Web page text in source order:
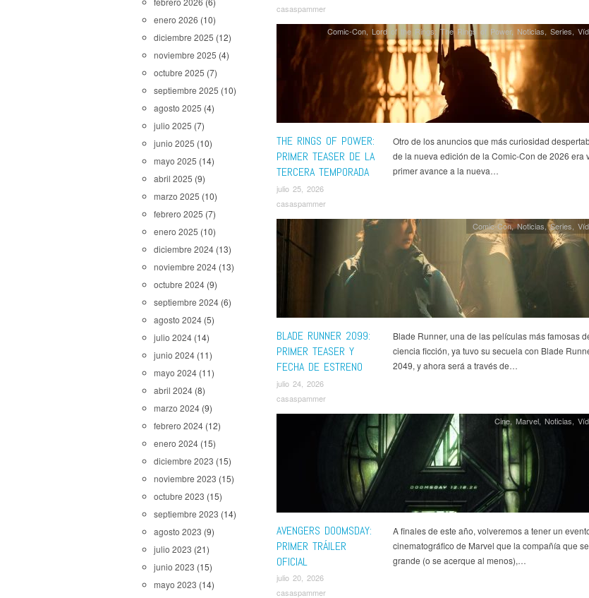
enero 2026 (10)
diciembre 2025 (12)
noviembre 2025 (4)
octubre 2025 (7)
septiembre 2025 (10)
agosto 2025 (4)
julio 2025 (7)
junio 2025 (10)
mayo 2025 (14)
abril 2025 (9)
marzo 2025 (10)
febrero 2025 (7)
enero 2025 (10)
diciembre 2024 (13)
noviembre 2024 (13)
octubre 2024 (9)
septiembre 2024 (6)
agosto 2024 (5)
julio 2024 (14)
junio 2024 (11)
mayo 2024 (11)
abril 2024 (8)
marzo 2024 (9)
febrero 2024 (12)
enero 2024 (15)
diciembre 2023 (15)
noviembre 2023 (15)
octubre 2023 (15)
septiembre 2023 (14)
agosto 2023 (9)
julio 2023 (21)
junio 2023 (15)
mayo 2023 (14)
casaspammer
THE RINGS OF POWER:
PRIMER TEASER DE LA
TERCERA TEMPORADA
julio 25, 2026
casaspammer
Comic-Con, Lord of the Rings: The Rings of Power, Noticias,Series,
Otro de los anuncios que más curiosidad
de la nueva edición de la Comic-Con de 2026 era
primer avance a la nueva…
BLADE RUNNER 2099:
PRIMER TEASER Y
FECHA DE ESTRENO
julio 24, 2026
casaspammer
Comic-Con,Noticias,Series,
Blade Runner, una de las películas más famosas
ciencia ficción, ya tuvo su secuela con Blade
2049, y ahora será a través de…
AVENGERS DOOMSDAY:
PRIMER TRÁILER
OFICIAL
julio 20, 2026
casaspammer
Cine,Marvel,Noticias,
A finales de este año, volveremos a tener un
cinematográfico de Marvel que la compañía que
grande (o se acerque al menos),…